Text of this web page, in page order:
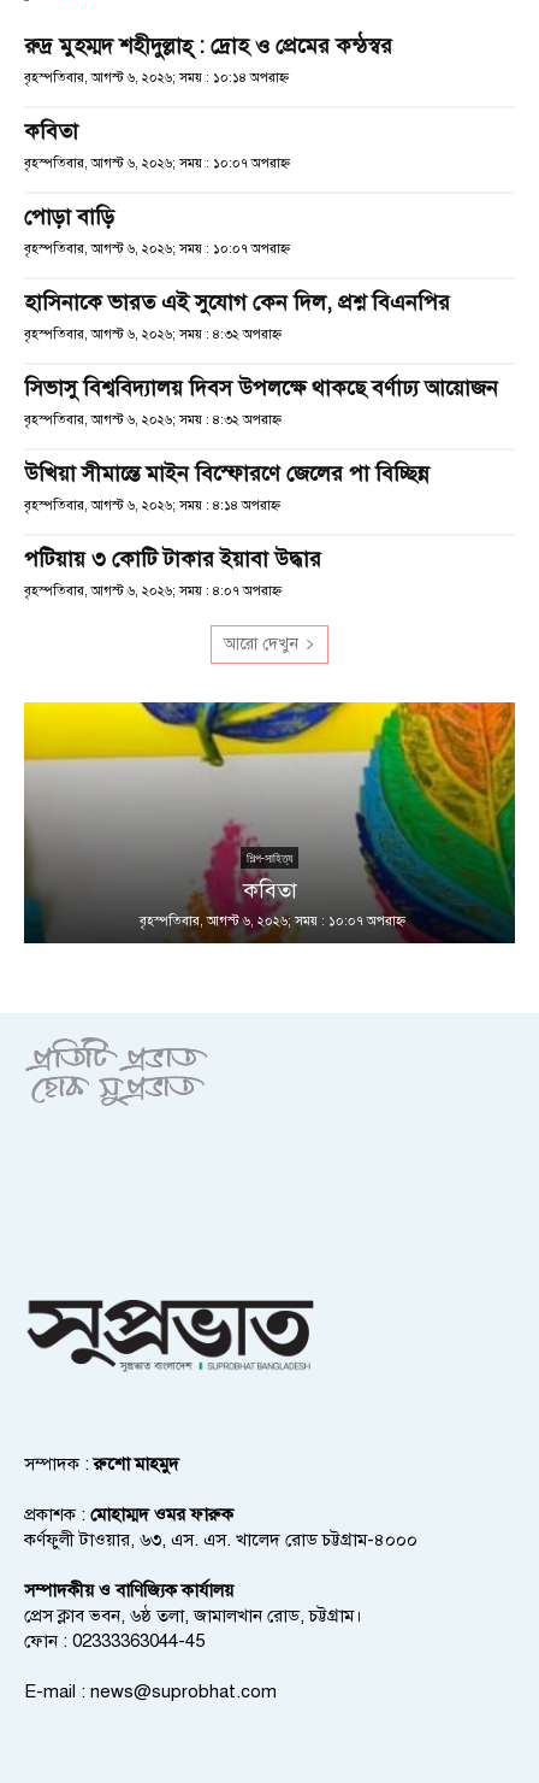
রুদ্র মুহম্মদ শহীদুল্লাহ্ : দ্রোহ ও প্রেমের কন্ঠস্বর
বৃহস্পতিবার, আগস্ট ৬, ২০২৬; সময় : ১০:১৪ অপরাহ্ণ
কবিতা
বৃহস্পতিবার, আগস্ট ৬, ২০২৬; সময় : ১০:০৭ অপরাহ্ণ
পোড়া বাড়ি
বৃহস্পতিবার, আগস্ট ৬, ২০২৬; সময় : ১০:০৭ অপরাহ্ণ
হাসিনাকে ভারত এই সুযোগ কেন দিল, প্রশ্ন বিএনপির
বৃহস্পতিবার, আগস্ট ৬, ২০২৬; সময় : ৪:৩২ অপরাহ্ণ
সিভাসু বিশ্ববিদ্যালয় দিবস উপলক্ষে থাকছে বর্ণাঢ্য আয়োজন
বৃহস্পতিবার, আগস্ট ৬, ২০২৬; সময় : ৪:৩২ অপরাহ্ণ
উখিয়া সীমান্তে মাইন বিস্ফোরণে জেলের পা বিচ্ছিন্ন
বৃহস্পতিবার, আগস্ট ৬, ২০২৬; সময় : ৪:১৪ অপরাহ্ণ
পটিয়ায় ৩ কোটি টাকার ইয়াবা উদ্ধার
বৃহস্পতিবার, আগস্ট ৬, ২০২৬; সময় : ৪:০৭ অপরাহ্ণ
আরো দেখুন
শিল্প-সাহিত্য
কবিতা
বৃহস্পতিবার, আগস্ট ৬, ২০২৬; সময় : ১০:০৭ অপরাহ্ণ
সম্পাদক :রুশো মাহমুদ
প্রকাশক : মোহাম্মদ ওমর ফারুক
কর্ণফুলী টাওয়ার, ৬৩, এস. এস. খালেদ রোড চট্টগ্রাম-৪০০০
সম্পাদকীয় ও বাণিজ্যিক কার্যালয়
প্রেস ক্লাব ভবন, ৬ষ্ঠ তলা, জামালখান রোড, চট্টগ্রাম।
ফোন : 02333363044-45
E-mail : news@suprobhat.com